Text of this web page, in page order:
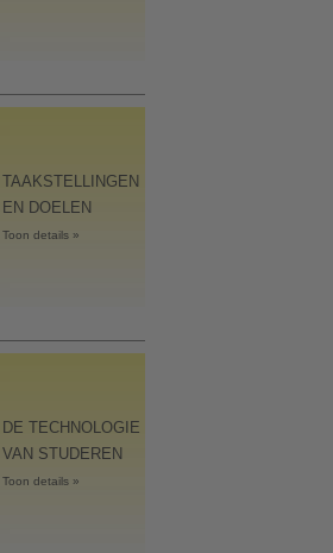
TAAKSTELLINGEN
EN DOELEN
Toon details »
DE TECHNOLOGIE
VAN STUDEREN
Toon details »